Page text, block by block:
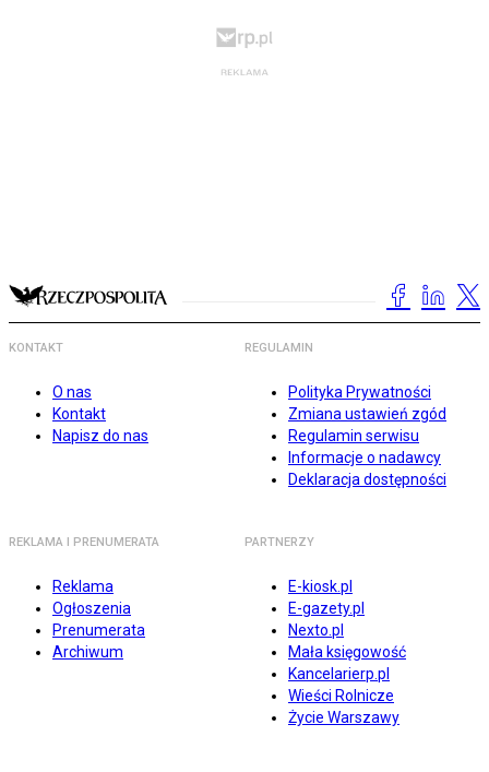
KONTAKT
O nas
Kontakt
Napisz do nas
REGULAMIN
Polityka Prywatności
Zmiana ustawień zgód
Regulamin serwisu
Informacje o nadawcy
Deklaracja dostępności
REKLAMA I PRENUMERATA
Reklama
Ogłoszenia
Prenumerata
Archiwum
PARTNERZY
E-kiosk.pl
E-gazety.pl
Nexto.pl
Mała księgowość
Kancelarierp.pl
Wieści Rolnicze
Życie Warszawy